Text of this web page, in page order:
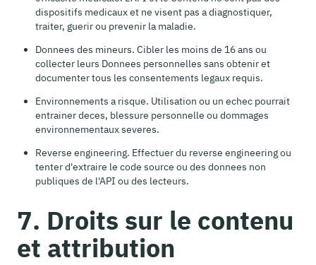
dispositifs medicaux et ne visent pas a diagnostiquer,
traiter, guerir ou prevenir la maladie.
Donnees des mineurs. Cibler les moins de 16 ans ou
collecter leurs Donnees personnelles sans obtenir et
documenter tous les consentements legaux requis.
Environnements a risque. Utilisation ou un echec pourrait
entrainer deces, blessure personnelle ou dommages
environnementaux severes.
Reverse engineering. Effectuer du reverse engineering ou
tenter d'extraire le code source ou des donnees non
publiques de l'API ou des lecteurs.
7. Droits sur le contenu
et attribution